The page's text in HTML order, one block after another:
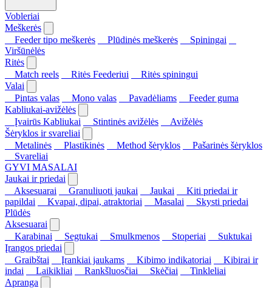
Vobleriai
Meškerės
Feeder tipo meškerės
Plūdinės meškerės
Spiningai
Viršūnėlės
Ritės
Match reels
Ritės Feederiui
Ritės spiningui
Valai
Pintas valas
Mono valas Pavadėliams
Feeder guma
Kabliukai-avižėlės
Įvairūs Kabliukai
Stintinės avižėlės
Avižėlės
Šėryklos ir svareliai
Metalinės
Plastikinės Method šėryklos
Pašarinės šėryklos
Svareliai
GYVI MASALAI
Jaukai ir priedai
Aksesuarai
Granuliuoti jaukai Jaukai
Kiti priedai ir
papildai
Kvapai, dipai, atraktoriai Masalai
Skysti priedai
Plūdės
Aksesuarai
Karabinai
Segtukai Smulkmenos Stoperiai
Suktukai
Įrangos priedai
Graibštai
Įrankiai jaukams Kibimo indikatoriai
Kibirai ir
indai
Laikikliai Rankšluosčiai Skėčiai
Tinkleliai
Apranga